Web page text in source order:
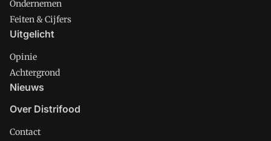
Ondernemen
Feiten & Cijfers
Uitgelicht
Opinie
Achtergrond
Nieuws
Over Distrifood
Contact